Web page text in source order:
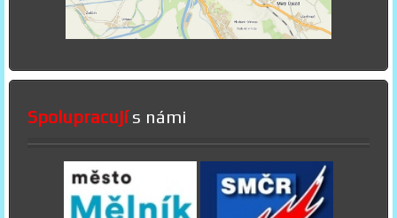
Spolupracujís námi